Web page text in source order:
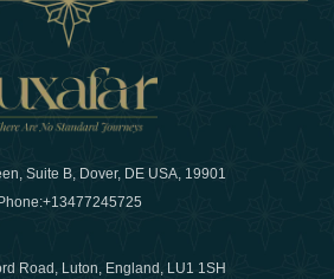
Suite B, Dover, DE USA, 19901
Phone:+13477245725
Road, Luton, England, LU1 1SH